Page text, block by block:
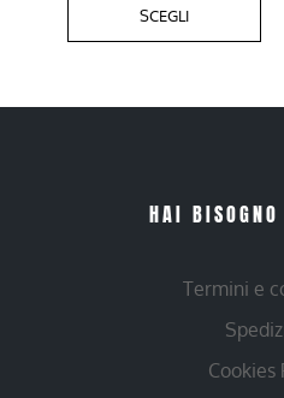
SCEGLI
HAI
Termini e
Cookies